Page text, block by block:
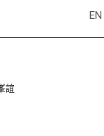
EN
誼